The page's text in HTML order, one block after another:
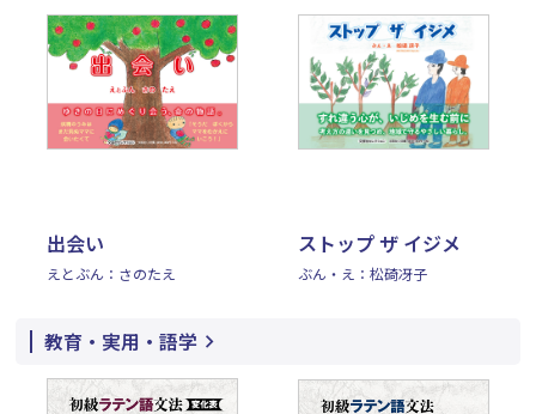
出会い
えとぶん：さのたえ
ストップ ザ イジメ
ぶん・え：松碕冴子
教育・実用・語学